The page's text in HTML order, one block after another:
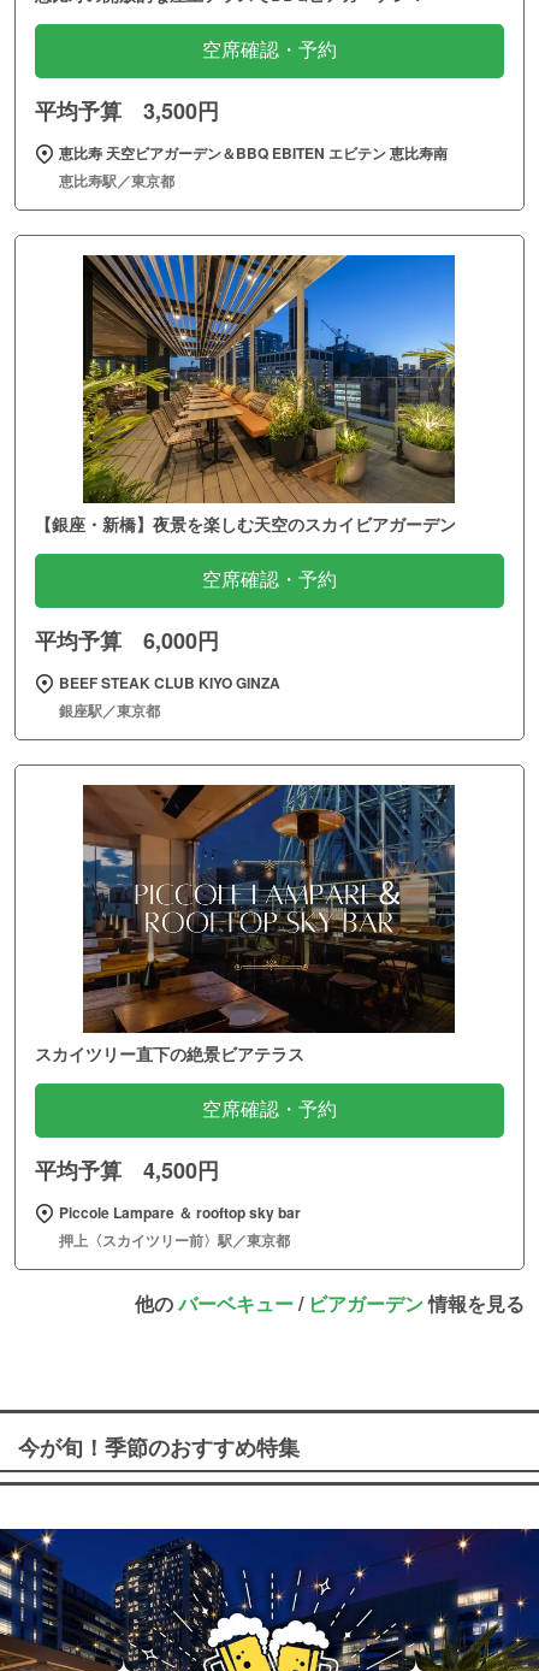
空席確認・予約
平均予算 3,500円
恵比寿 天空ビアガーデン＆BBQ EBITEN エビテン 恵比寿南
恵比寿駅／東京都
【銀座・新橋】夜景を楽しむ天空のスカイビアガーデン
空席確認・予約
平均予算 6,000円
BEEF STEAK CLUB KIYO GINZA
銀座駅／東京都
スカイツリー直下の絶景ビアテラス
空席確認・予約
平均予算 4,500円
Piccole Lampare ＆ rooftop sky bar
押上〈スカイツリー前〉駅／東京都
他のバーベキュー/ ビアガーデン情報を見る
今が旬！季節のおすすめ特集